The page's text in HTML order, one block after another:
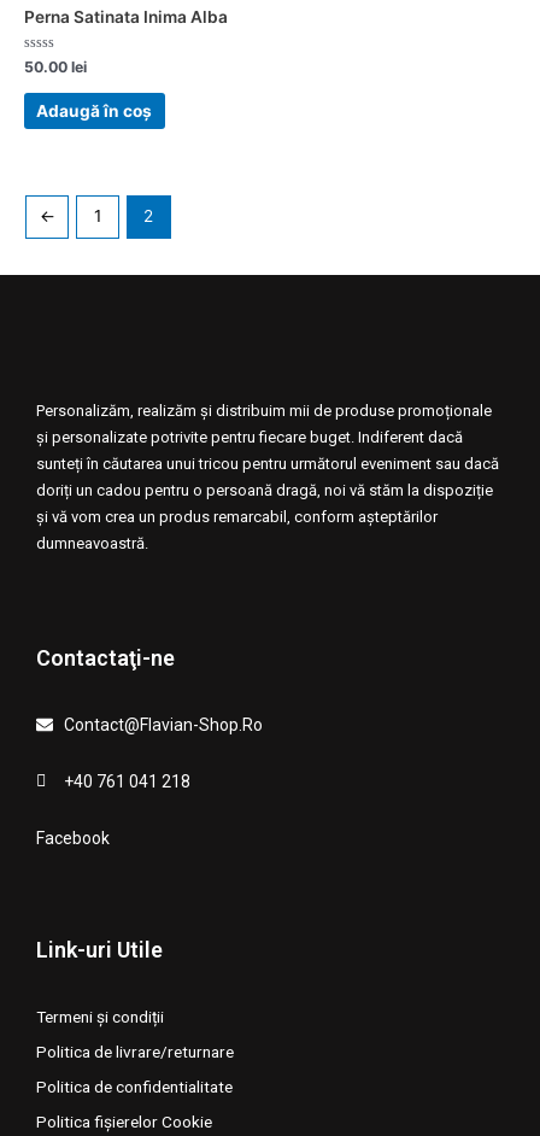
Perna Satinata Inima Alba
Evaluat
la
0
din
50.00 lei
Adaugă în coș
← 1 2
Personalizăm, realizăm și distribuim mii de produse promoționale
și personalizate potrivite pentru fiecare buget. Indiferent dacă
sunteți în căutarea unui tricou pentru următorul eveniment sau dacă
doriți un cadou pentru o persoană dragă, noi vă stăm la dispoziție
și vă vom crea un produs remarcabil, conform așteptărilor
dumneavoastră.
Contactaţi-ne
Contact@Flavian-Shop.Ro
+40 761 041 218
Facebook
Link-uri Utile
Termeni și condiții
Politica de livrare/returnare
Politica de confidentialitate
Politica fișierelor Cookie